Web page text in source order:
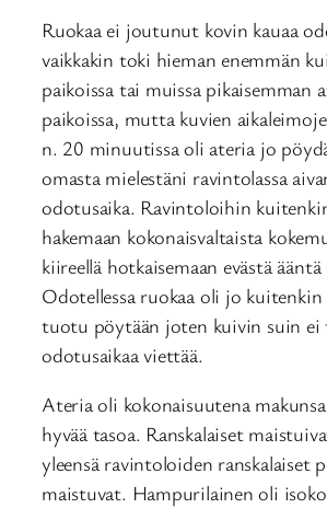
Ruokaa ei joutunut kovin kauaa
vaikkakin toki hieman enemmän
paikoissa tai muissa pikaisemman
paikoissa, mutta kuvien
n. 20 minuutissa oli ateria jo
omasta mielestäni ravintolassa
odotusaika. Ravintoloihin
hakemaan kokonaisvaltaista
kiireellä hotkaisemaan evästä
Odotellessa ruokaa oli jo
tuotu pöytään joten kuivin suin
odotusaikaa viettää.
Ateria oli kokonaisuutena
hyvää tasoa. Ranskalaiset
yleensä ravintoloiden ranskalaiset
maistuvat. Hampurilainen oli